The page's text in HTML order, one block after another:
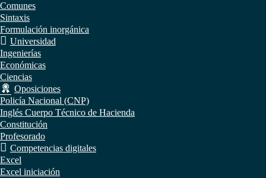
Comunes
Sintaxis
Formulación inorgánica
Universidad
Ingenierías
Económicas
Ciencias
Oposiciones
Policía Nacional (CNP)
Inglés Cuerpo Técnico de Hacienda
Constitución
Profesorado
Competencias digitales
Excel
Excel iniciación